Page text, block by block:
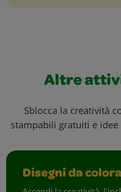
Altre
Sblocca la creatività
stampabili gratuiti e
Disegni da